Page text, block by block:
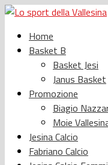
Home
Basket B
Basket Jesi
Janus Basket
Promozione
Biagio
Moie
Jesina Calcio
Fabriano Calcio